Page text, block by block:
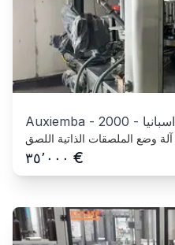
Auxiemba - 2000 - اسبانيا
آلة وضع الملصقات الذاتية اللصق
٣٥٬٠٠٠ €